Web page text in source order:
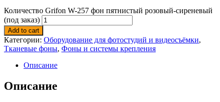
Количество Grifon W-257 фон пятнистый розовый-сиреневый
(под заказ)
Add to cart
Категории: Оборудование для фотостудий и видеосъёмки,
Тканевые фоны, Фоны и системы крепления
Описание
Описание